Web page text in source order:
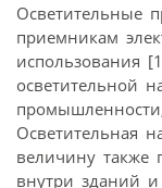
Осветительные
приемникам
использования
осветительной
Осветительная
величину
внутри зданий